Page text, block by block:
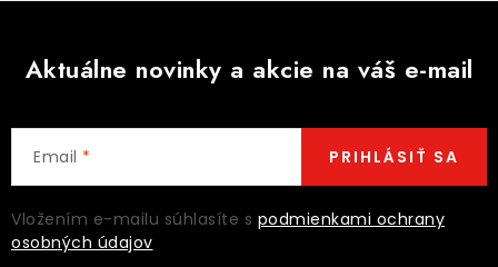
Aktuálne novinky a akcie na váš e-mail
Email
Vložením e-mailu súhlasíte s podmienkami ochrany
osobných údajov
PRIHLÁSIŤ SA